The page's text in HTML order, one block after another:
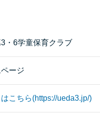
・6学童保育クラブ
ージ
こちら(https://ueda3.jp/)